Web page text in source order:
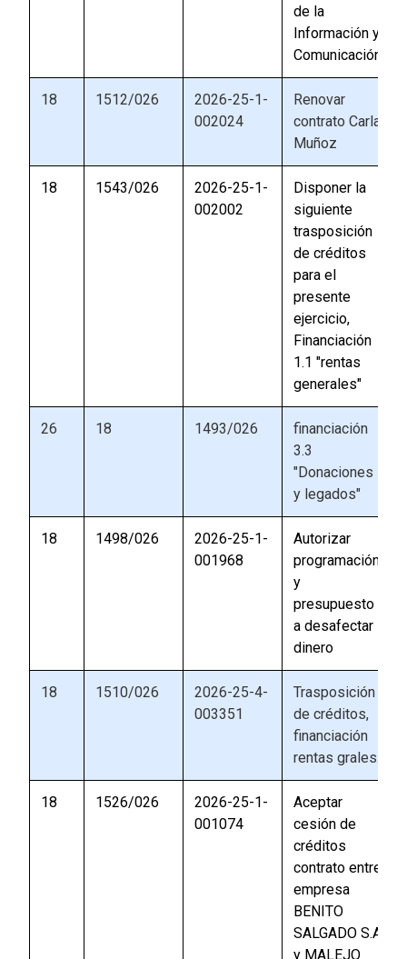
de la
Información y
Comunicación
18 1512/026
2026-25-1-
002024
Renovar
contrato Carla
Muñoz
18 1543/026
2026-25-1-
002002
Disponer la
siguiente
trasposición
de créditos
para el
presente
ejercicio,
Financiación
1.1 "rentas
generales"
26 18 1493/026
financiación
3.3
"Donaciones
y legados"
18 1498/026
2026-25-1-
001968
Autorizar
programación
y
presupuesto
a desafectar
dinero
18 1510/026
2026-25-4-
003351
Trasposición
de créditos,
financiación
rentas grales.
18 1526/026
2026-25-1-
001074
Aceptar
cesión de
créditos
contrato entre
empresa
BENITO
SALGADO S.A
y MALEJO